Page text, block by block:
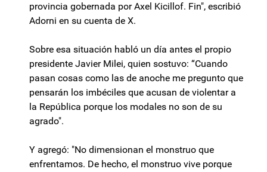
provincia gobernada por Axel Kicillof. Fin", escribió
Adorni en su cuenta de X.
Sobre esa situación habló un día antes el propio
presidente Javier Milei, quien sostuvo: “Cuando
pasan cosas como las de anoche me pregunto que
pensarán los imbéciles que acusan de violentar a
la República porque los modales no son de su
agrado".
Y agregó: "No dimensionan el monstruo que
enfrentamos. De hecho, el monstruo vive porque